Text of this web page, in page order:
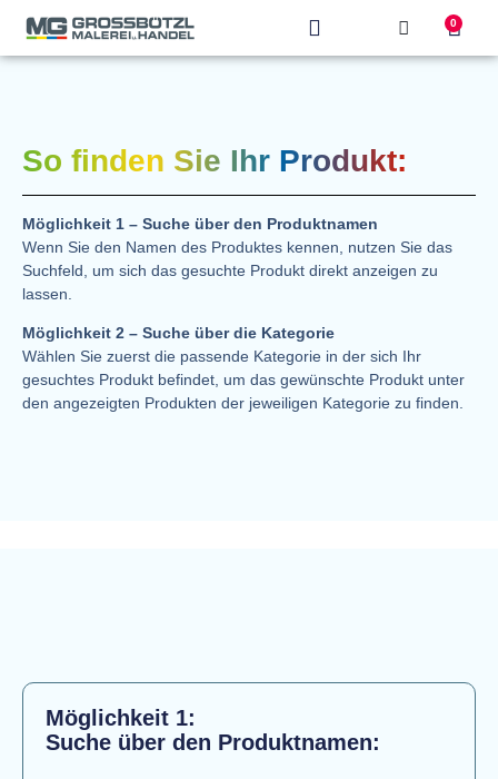
0
So finden Sie Ihr Produkt:
Möglichkeit 1 – Suche über den Produktnamen
Wenn Sie den Namen des Produktes kennen, nutzen Sie das
Suchfeld, um sich das gesuchte Produkt direkt anzeigen zu
lassen.
Möglichkeit 2 – Suche über die Kategorie
Wählen Sie zuerst die passende Kategorie in der sich Ihr
gesuchtes Produkt befindet, um das gewünschte Produkt unter
den angezeigten Produkten der jeweiligen Kategorie zu finden.
Möglichkeit 1:
Suche über den Produktnamen: